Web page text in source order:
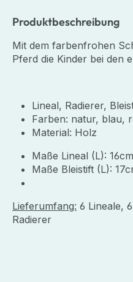
Produktbeschreibung
Mit dem farbenfrohen
Pferd die Kinder bei den
Lineal, Radierer,
Farben: natur, blau,
Material: Holz
Maße Lineal (L): 16cm
Maße Bleistift (L):
Lieferumfang: 6 Lineale,
Radierer